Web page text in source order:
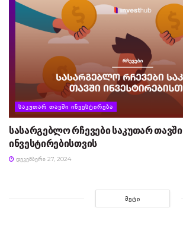
ᲡᲐᲙᲣᲗᲐᲠ ᲗᲐᲕᲨᲘ ᲘᲜᲕᲔᲡᲢᲘᲠᲔᲑᲐ
სასარგებლო რჩევები საკუთარ თავში
ინვესტირებისთვის
ᲓᲔᲙᲔᲛᲑᲔᲠᲘ 27, 2024
ᲛᲔᲢᲘ